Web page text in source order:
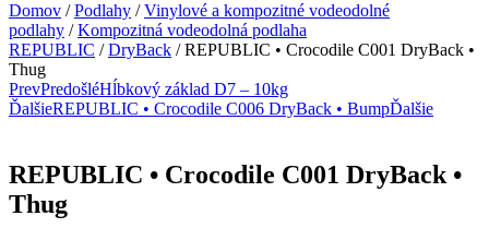
Domov /Podlahy /Vinylové a kompozitné vodeodolné
podlahy /Kompozitná vodeodolná podlaha
REPUBLIC /DryBack / REPUBLIC • Crocodile C001 DryBack •
Thug
PrevPredošléHĺbkový základ D7 – 10kg
ĎalšieREPUBLIC • Crocodile C006 DryBack • BumpĎalšie
REPUBLIC • Crocodile C001 DryBack •
Thug